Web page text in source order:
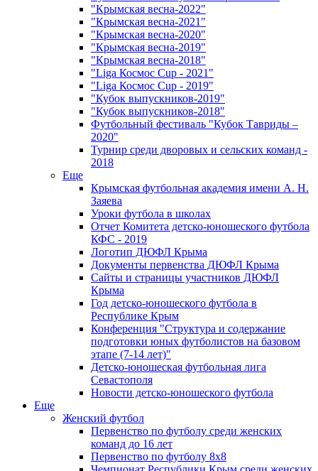
"Крымская весна-2022"
"Крымская весна-2021"
"Крымская весна-2020"
"Крымская весна-2019"
"Крымская весна-2018"
"Liga Космос Cup - 2021"
"Liga Космос Cup - 2019"
"Кубок выпускников-2019"
"Кубок выпускников-2018"
Футбольный фестиваль "Кубок Тавриды –
2020"
Турнир среди дворовых и сельских команд -
2018
Еще
Крымская футбольная академия имени А. Н.
Заяева
Уроки футбола в школах
Отчет Комитета детско-юношеского футбола
КФС - 2019
Логотип ДЮФЛ Крыма
Документы первенства ДЮФЛ Крыма
Сайты и страницы участников ДЮФЛ
Крыма
Год детско-юношеского футбола в
Республике Крым
Конференция "Структура и содержание
подготовки юных футболистов на базовом
этапе (7-14 лет)"
Детско-юношеская футбольная лига
Севастополя
Новости детско-юношеского футбола
Еще
Женский футбол
Первенство по футболу среди женских
команд до 16 лет
Первенство по футболу 8х8